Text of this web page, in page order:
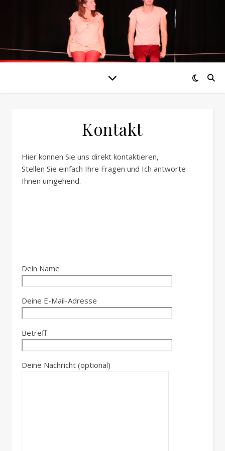
Kontakt
Hier können Sie uns direkt kontaktieren,
Stellen Sie einfach Ihre Fragen und Ich antworte
Ihnen umgehend.
Dein Name
Deine E-Mail-Adresse
Betreff
Deine Nachricht (optional)